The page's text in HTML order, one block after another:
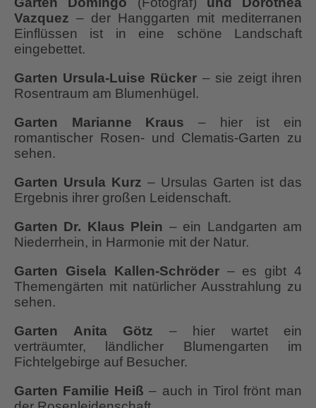
Vazquez – der Hanggarten mit mediterranen
Einflüssen ist in eine schöne Landschaft
eingebettet.
Garten Ursula-Luise Rücker – sie zeigt ihren
Rosentraum am Blumenhügel.
Garten Marianne Kraus – hier ist ein
romantischer Rosen- und Clematis-Garten zu
sehen.
Garten Ursula Kurz – Ursulas Garten ist das
Ergebnis ihrer großen Leidenschaft.
Garten Dr. Klaus Plein – ein Landgarten am
Niederrhein, in Harmonie mit der Natur.
Garten Gisela Kallen-Schröder– es gibt 4
Themengärten mit natürlicher Ausstrahlung zu
sehen.
Garten Anita Götz – hier wartet ein
verträumter, ländlicher Blumengarten im
Fichtelgebirge auf Besucher.
Garten Familie Heiß – auch in Tirol frönt man